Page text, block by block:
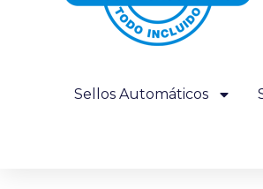
Sellos Automáticos